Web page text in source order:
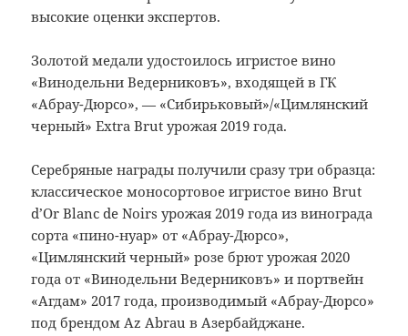
высокие оценки экспертов.
Золотой медали удостоилось игристое вино
«Винодельни Ведерниковъ», входящей в ГК
«Абрау-Дюрсо», — «Сибирьковый»/«Цимлянский
черный» Extra Brut урожая 2019 года.
Серебряные награды получили сразу три образца:
классическое моносортовое игристое вино Brut
d’Or Blanc de Noirs урожая 2019 года из винограда
сорта «пино-нуар» от «Абрау-Дюрсо»,
«Цимлянский черный» розе брют урожая 2020
года от «Винодельни Ведерниковъ» и портвейн
«Агдам» 2017 года, производимый «Абрау-Дюрсо»
под брендом Az Abrau в Азербайджане.